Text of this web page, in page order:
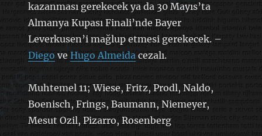
kazanması gerekecek ya da 30 Mayıs’ta
Almanya Kupası Finali’nde Bayer
Leverkusen’i mağlup etmesi gerekecek. –
Diegove Hugo Almeidacezalı.
Muhtemel 11; Wiese, Fritz, Prodl, Naldo,
Boenisch, Frings, Baumann, Niemeyer,
Mesut Ozil, Pizarro, Rosenberg